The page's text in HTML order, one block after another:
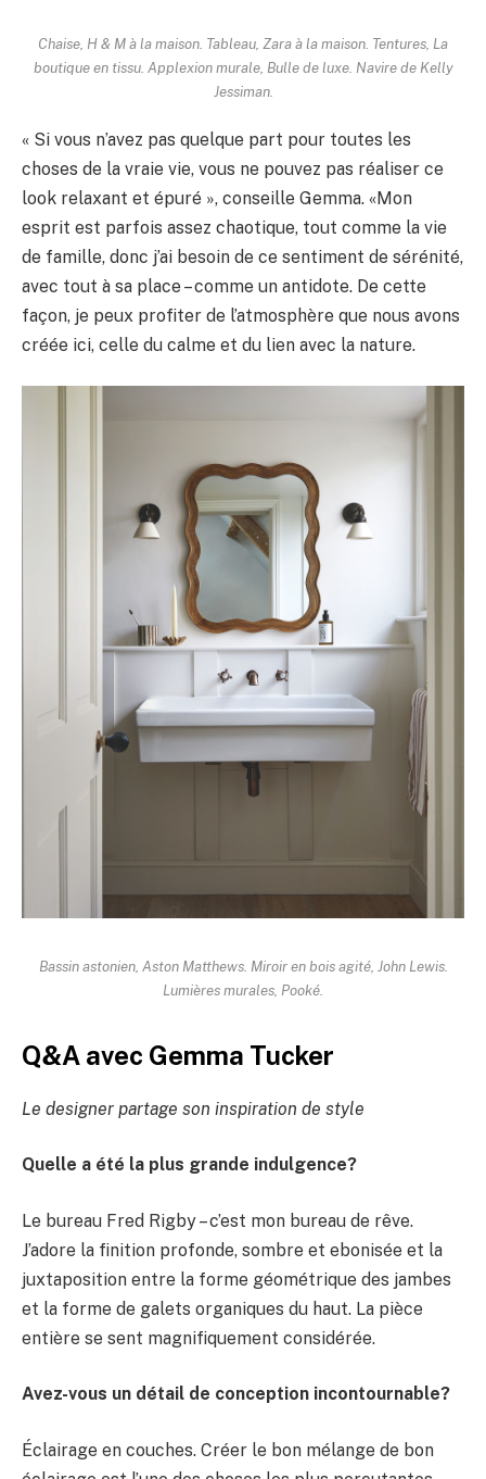
Chaise, H & M à la maison . Tableau, Zara à la maison . Tentures, La
boutique en tissu. Applexion murale, Bulle de luxe. Navire de Kelly
Jessiman.
« Si vous n’avez pas quelque part pour toutes les
choses de la vraie vie, vous ne pouvez pas réaliser ce
look relaxant et épuré », conseille Gemma. «Mon
esprit est parfois assez chaotique, tout comme la vie
de famille, donc j’ai besoin de ce sentiment de sérénité,
avec tout à sa place – comme un antidote. De cette
façon, je peux profiter de l’atmosphère que nous avons
créée ici, celle du calme et du lien avec la nature.
Bassin astonien, Aston Matthews. Miroir en bois agité, John Lewis.
Lumières murales, Pooké
Q&A avec Gemma Tucker
Le designer partage son inspiration de style
Quelle a été la plus grande indulgence?
Le bureau Fred Rigby – c’est mon bureau de rêve.
J’adore la finition profonde, sombre et ebonisée et la
juxtaposition entre la forme géométrique des jambes
et la forme de galets organiques du haut. La pièce
entière se sent magnifiquement considérée.
Avez-vous un détail de conception incontournable?
Éclairage en couches. Créer le bon mélange de bon